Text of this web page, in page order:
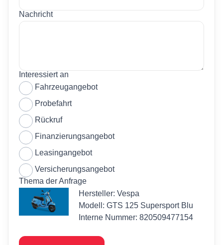
Nachricht
Interessiert an
Fahrzeugangebot
Probefahrt
Rückruf
Finanzierungsangebot
Leasingangebot
Versicherungsangebot
Thema der Anfrage
Hersteller: Vespa
Modell: GTS 125 Supersport Blu
Interne Nummer: 820509477154